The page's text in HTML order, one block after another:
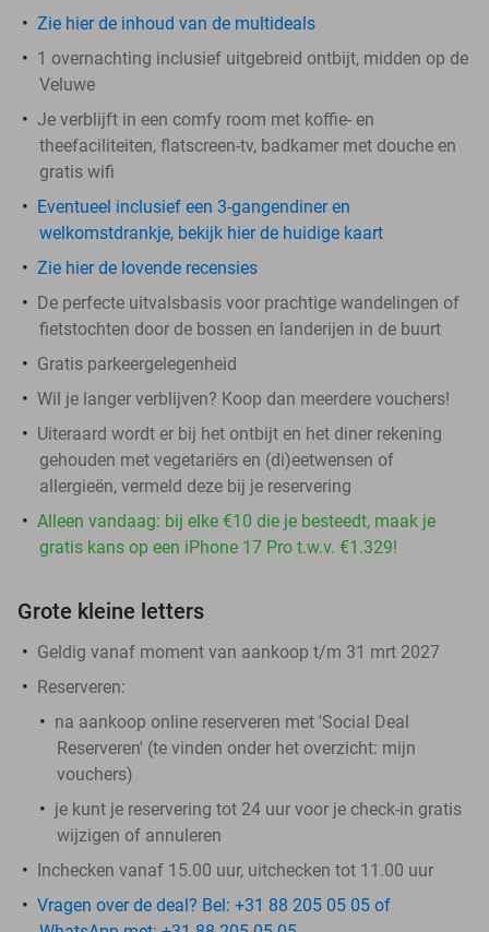
Zie hier de inhoud van de multideals
1 overnachting inclusief uitgebreid ontbijt, midden op de
Veluwe
Je verblijft in een comfy room met koffie- en
theefaciliteiten, flatscreen-tv, badkamer met douche en
gratis wifi
Eventueel inclusief een 3-gangendiner en
welkomstdrankje, bekijk hier de huidige kaart
Zie hier de lovende recensies
De perfecte uitvalsbasis voor prachtige wandelingen of
fietstochten door de bossen en landerijen in de buurt
Gratis parkeergelegenheid
Wil je langer verblijven? Koop dan meerdere vouchers!
Uiteraard wordt er bij het ontbijt en het diner rekening
gehouden met vegetariërs en (di)eetwensen of
allergieën, vermeld deze bij je reservering
Alleen vandaag: bij elke €10 die je besteedt, maak je
gratis kans op een iPhone 17 Pro t.w.v. €1.329!
Grote kleine letters
Geldig vanaf moment van aankoop t/m 31 mrt 2027
Reserveren:
na aankoop online reserveren met 'Social Deal
Reserveren' (te vinden onder het overzicht: mijn
vouchers)
je kunt je reservering tot 24 uur voor je check-in gratis
wijzigen of annuleren
Inchecken vanaf 15.00 uur, uitchecken tot 11.00 uur
Vragen over de deal? Bel: +31 88 205 05 05 of